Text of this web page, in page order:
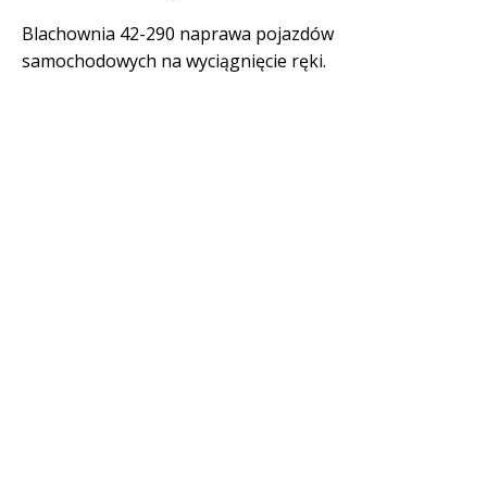
Blachownia 42-290 naprawa pojazdów
samochodowych na wyciągnięcie ręki.